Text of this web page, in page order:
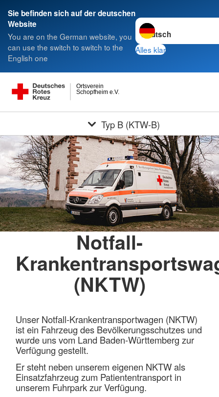
Sie befinden sich auf der deutschen
Website
You are on the German website, you
can use the switch to switch to the
English one
Sprache wechseln zu
Alles klar
Schopfheim e.V.
Ortsverein
Typ B (KTW-B)
Notfall-
(NKTW)
Unser Notfall-Krankentransportwagen (NKTW)
ist ein Fahrzeug des Bevölkerungsschutzes und
wurde uns vom Land Baden-Württemberg zur
Verfügung gestellt.
Er steht neben unserem eigenen NKTW als
Einsatzfahrzeug zum Patiententransport in
unserem Fuhrpark zur Verfügung.